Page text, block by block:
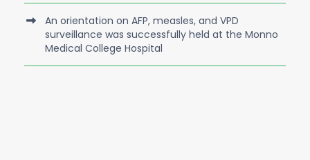
An orientation on AFP, measles, and VPD
surveillance was successfully held at the Monno
Medical College Hospital